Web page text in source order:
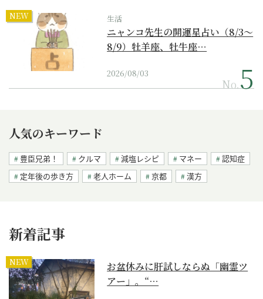
NEW 生活
ニャンコ先生の開運星占い（8/3～
8/9）牡羊座、牡牛座…
2026/08/03
No.
人気のキーワード
豊臣兄弟！ クルマ 減塩レシピ マネー
認知症
定年後の歩き方
老人ホーム 京都 漢方
新着記事
NEW
お盆休みに肝試しならぬ「幽霊ツ
アー」。“…